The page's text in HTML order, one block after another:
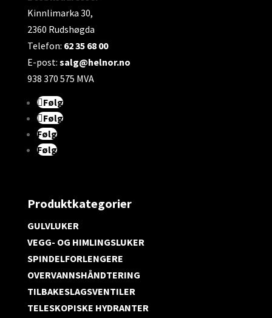
Klaffen har gummipakning og er av rustfritt
materiale for å hindre inntrengning av
gnagere.
Kinnlimarka 30,
2360 Rudshøgda
Telefon: 62 35 68 00
E-post: salg@helnor.no
938 370 575 MVA
Følg
Følg
Følg
Følg
Produktkategorier
GULVLUKER
VEGG- OG HIMLINGSLUKER
SPINDELFORLENGERE
OVERVANNSHÅNDTERING
TILBAKESLAGSVENTILER
TELESKOPISKE HYDRANTER